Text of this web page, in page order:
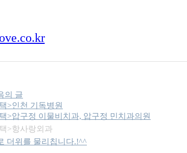
의 글
>인천 기독병원
>압구정 이물비치과, 압구정 민치과의원
>항사랑외과
더위를 물리칩니다.!^^